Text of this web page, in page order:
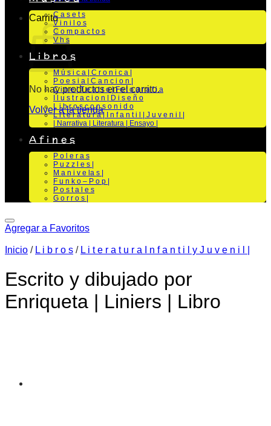
Carrito
No hay productos en el carrito.
Volver a la tienda
C a s e t s
V i n i l o s
C o m p a c t o s
V h s
L i b r o s
M ú s i c a | C r o n i c a |
P o e s i a | C a n c i o n |
C i n e | T e a t r o | Fo t o g r a f i a
I l u s t r a c i o n | D i s e ñ o
L i b r o s c o n s o n i d o
L i t e r a t u r a | I n f a n t i l | J u v e n i l |
| Narrativa | Literatura | Ensayo |
A f i n e s
P o l e r a s
P u z z l e s |
M a n i v e la s |
F u n k o – P o p |
P o s t a l e s
G o r r o s |
Agregar a Favoritos
Inicio / L i b r o s / L i t e r a t u r a I n f a n t i l y J u v e n i l |
Escrito y dibujado por
Enriqueta | Liniers | Libro